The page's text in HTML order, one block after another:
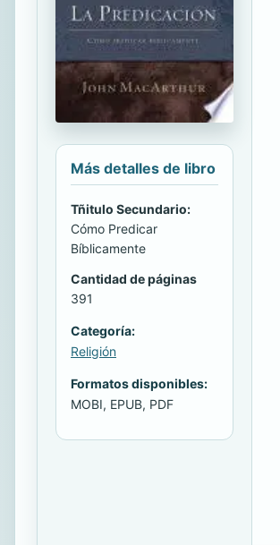
Más detalles de libro
Tñitulo Secundario:
Cómo Predicar
Bíblicamente
Cantidad de páginas
391
Categoría:
Religión
Formatos disponibles:
MOBI, EPUB, PDF